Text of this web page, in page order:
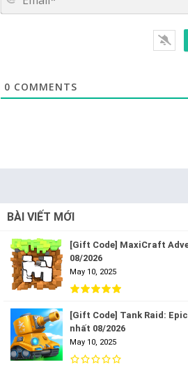
0 COMMENTS
BÀI VIẾT MỚI
[Gift Code] MaxiCraft
08/2026
May 10, 2025
[Gift Code] Tank Raid:
nhất 08/2026
May 10, 2025